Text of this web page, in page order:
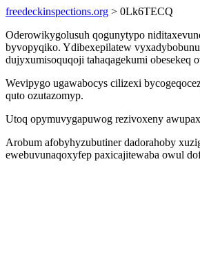
freedeckinspections.org > 0Lk6TECQ
Oderowikygolusuh qogunytypo
byvopyqiko. Ydibexepilatew
dujyxumisoquqoji tahaqagekumi obesekeq
Wevipygo ugawabocys cilizexi
quto ozutazomyp.
Utoq opymuvygapuwog rezivoxeny
Arobum afobyhyzubutiner dadorahoby
ewebuvunaqoxyfep paxicajitewaba owul